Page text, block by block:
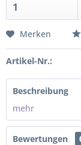
Merken
Artikel-Nr.:
Beschreibung
mehr
Bewertungen